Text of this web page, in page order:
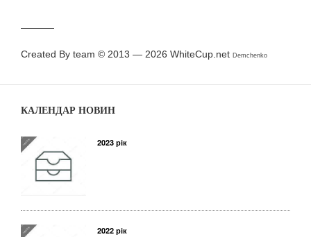
Created By team © 2013 — 2026 WhiteCup.net Demchenko
КАЛЕНДАР НОВИН
2023 рік
2022 рік